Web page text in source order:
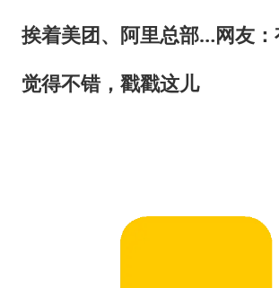
挨着美团、阿里总部…网友
觉得不错，戳戳这儿